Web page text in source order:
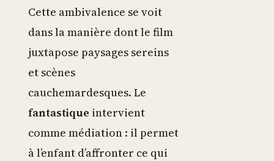
Cette ambivalence se voit
dans la manière dont le film
juxtapose paysages sereins
et scènes
cauchemardesques. Le
fantastique intervient
comme médiation : il permet
à l’enfant d’affronter ce qui